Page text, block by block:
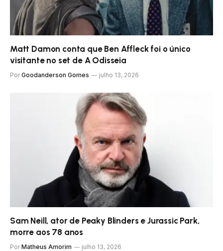
Matt Damon conta que Ben Affleck foi o único
visitante no set de A Odisseia
Por Goodanderson Gomes julho 13, 2026
Sam Neill, ator de Peaky Blinders e Jurassic Park,
morre aos 78 anos
Por Matheus Amorim julho 13, 2026